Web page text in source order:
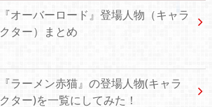
『オーバーロード』登場人物（キャラ
クター）まとめ
『ラーメン赤猫』の登場人物(キャラ
クター)を一覧にしてみた！